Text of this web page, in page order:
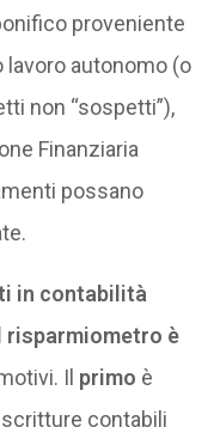
proveniente
lavoro autonomo (o
non “sospetti”),
Finanziaria
possano
in contabilità
è
Il primo è
contabili